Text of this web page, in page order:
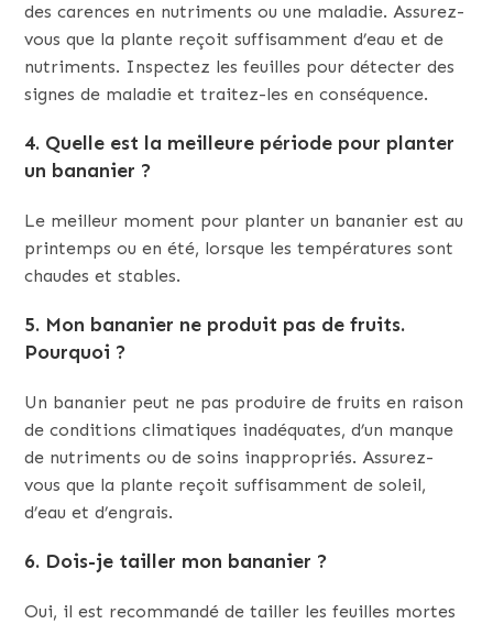
des carences en nutriments ou une maladie. Assurez-
vous que la plante reçoit suffisamment d’eau et de
nutriments. Inspectez les feuilles pour détecter des
signes de maladie et traitez-les en conséquence.
4. Quelle est la meilleure période pour planter
un bananier ?
Le meilleur moment pour planter un bananier est au
printemps ou en été, lorsque les températures sont
chaudes et stables.
5. Mon bananier ne produit pas de fruits.
Pourquoi ?
Un bananier peut ne pas produire de fruits en raison
de conditions climatiques inadéquates, d’un manque
de nutriments ou de soins inappropriés. Assurez-
vous que la plante reçoit suffisamment de soleil,
d’eau et d’engrais.
6. Dois-je tailler mon bananier ?
Oui, il est recommandé de tailler les feuilles mortes